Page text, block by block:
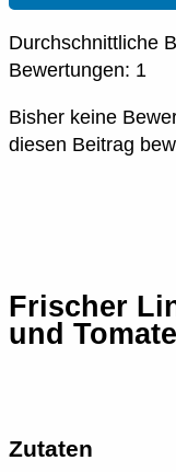
Durchschnittliche
Bewertungen: 1
Bisher keine
diesen Beitrag
Frischer
und
Zutaten